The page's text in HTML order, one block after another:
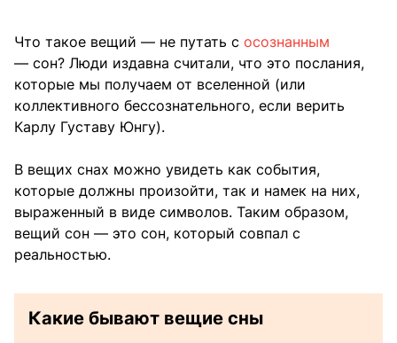
Что такое вещий — не путать с осознанным
— сон? Люди издавна считали, что это послания,
которые мы получаем от вселенной (или
коллективного бессознательного, если верить
Карлу Густаву Юнгу).
В вещих снах можно увидеть как события,
которые должны произойти, так и намек на них,
выраженный в виде символов. Таким образом,
вещий сон — это сон, который совпал с
реальностью.
Какие бывают вещие сны